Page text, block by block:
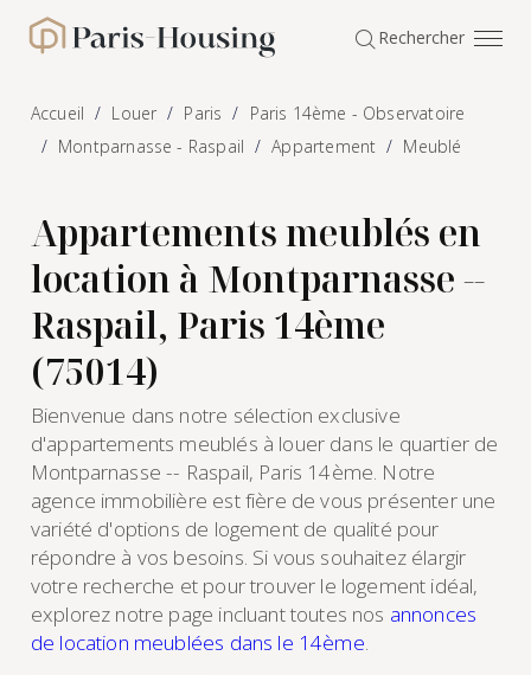
Paris-Housing - Accueil Rechercher
Accueil Louer Paris
Paris 14ème - Observatoire
Montparnasse - Raspail
Appartement Meublé
Appartements meublés en
location à Montparnasse --
Raspail, Paris 14ème
(75014)
Bienvenue dans notre sélection exclusive
d'appartements meublés à louer dans le quartier de
Montparnasse -- Raspail, Paris 14ème. Notre
agence immobilière est fière de vous présenter une
variété d'options de logement de qualité pour
répondre à vos besoins. Si vous souhaitez élargir
votre recherche et pour trouver le logement idéal,
explorez notre page incluant toutes nos annonces
de location meublées dans le 14ème.
Panneau de gestion des cookies